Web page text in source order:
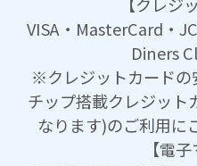
【クレジ
VISA・MasterCard・
Diners
※クレジットカードの
チップ搭載クレジット
なります)のご利用に
【電